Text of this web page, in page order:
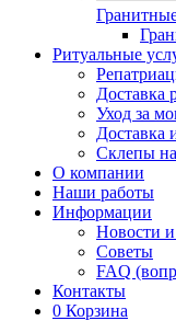
Ритуальные
Доставка
Уход за
Доставка
Склепы
О компании
Наши работы
Информации
Новости и
Советы
FAQ
Контакты
0 Корзина